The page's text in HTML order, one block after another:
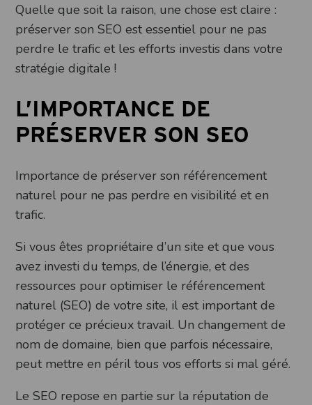
Quelle que soit la raison, une chose est claire :
préserver son SEO est essentiel pour ne pas
perdre le trafic et les efforts investis dans votre
stratégie digitale !
L’IMPORTANCE DE
PRÉSERVER SON SEO
Importance de préserver son référencement
naturel pour ne pas perdre en visibilité et en
trafic.
Si vous êtes propriétaire d’un site et que vous
avez investi du temps, de l’énergie, et des
ressources pour optimiser le référencement
naturel (SEO) de votre site, il est important de
protéger ce précieux travail. Un changement de
nom de domaine, bien que parfois nécessaire,
peut mettre en péril tous vos efforts si mal géré.
Le SEO repose en partie sur la réputation de